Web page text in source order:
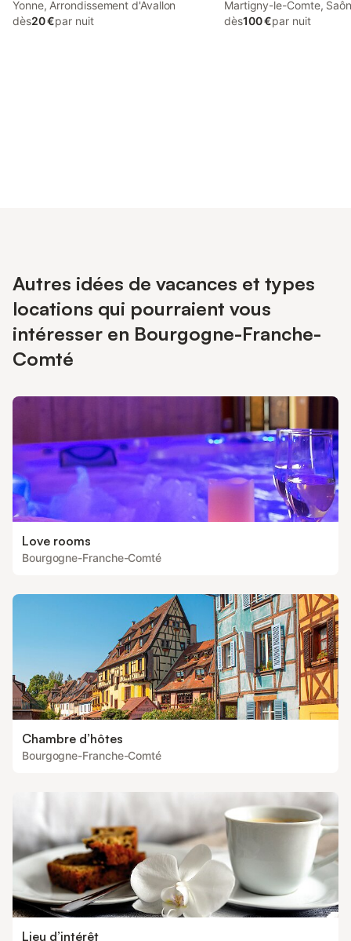
Yonne, Arrondissement d'Avallon
dès20 €par nuit
Martigny-le-Comte,
dès100 €par nuit
Autres idées de vacances et types
locations qui pourraient vous
intéresser en Bourgogne-Franche-
Comté
Love rooms
Bourgogne-Franche-Comté
Chambre d’hôtes
Bourgogne-Franche-Comté
Lieu d’intérêt